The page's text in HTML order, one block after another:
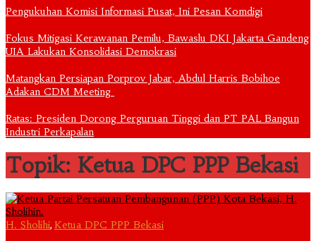
Pengukuhan Komisi Informasi Pusat, Ini Pesan Komdigi
Fokus Mitigasi Kerawanan Pemilu, Bawaslu DKI Jakarta Gandeng
UIA Lakukan Konsolidasi Demokrasi
Matangkan Persiapan Porprov Jabar, Abdul Harris Bobihoe
Adakan CDM Meeting
Ratas: Presiden Dorong Perguruan Tinggi dan PT PAL Bangun
Industri Perkapalan
Topik: Ketua DPC PPP Bekasi
H. Sholihi, Ketua DPC PPP Bekasi